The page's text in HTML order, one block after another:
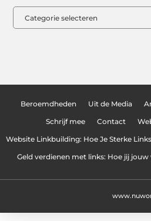
Beroemdheden Uit de Media
Schrijf mee Contact
Website Linkbuilding: Hoe Je Sterke
Geld verdienen met links: Hoe jij